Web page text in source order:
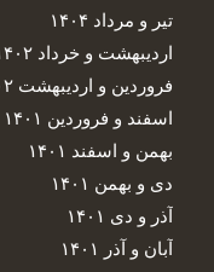
تیر و مرداد ۱۴۰۴
اردیبهشت و خرداد ۱۴۰۲
فروردین و اردیبهشت ۱۴۰۲
اسفند و فروردین ۱۴۰۱
بهمن و اسفند ۱۴۰۱
دی و بهمن ۱۴۰۱
آذر و دی ۱۴۰۱
آبان و آذر ۱۴۰۱